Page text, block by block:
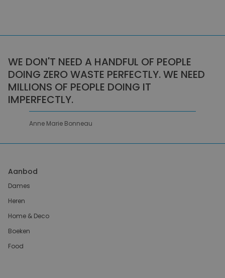
WE DON'T NEED A HANDFUL OF PEOPLE
DOING ZERO WASTE PERFECTLY. WE NEED
MILLIONS OF PEOPLE DOING IT
IMPERFECTLY.
Anne Marie Bonneau
Aanbod
Dames
Heren
Home & Deco
Boeken
Food